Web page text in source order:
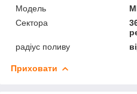
Мoдель
Сектора
радіус поливу
Приховати